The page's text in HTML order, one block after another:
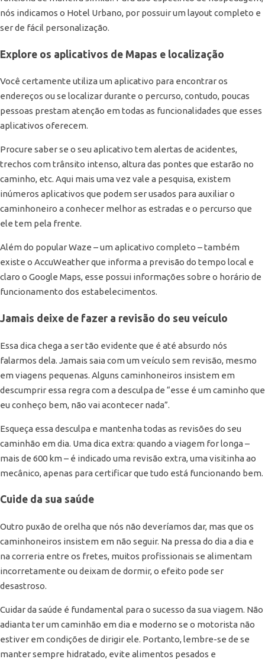
nós indicamos o Hotel Urbano, por possuir um layout completo e
ser de fácil personalização.
Explore os aplicativos de Mapas e localização
Você certamente utiliza um aplicativo para encontrar os
endereços ou se localizar durante o percurso, contudo, poucas
pessoas prestam atenção em todas as funcionalidades que esses
aplicativos oferecem.
Procure saber se o seu aplicativo tem alertas de acidentes,
trechos com trânsito intenso, altura das pontes que estarão no
caminho, etc. Aqui mais uma vez vale a pesquisa, existem
inúmeros aplicativos que podem ser usados para auxiliar o
caminhoneiro a conhecer melhor as estradas e o percurso que
ele tem pela frente.
Além do popular Waze – um aplicativo completo – também
existe o AccuWeather que informa a previsão do tempo local e
claro o Google Maps, esse possui informações sobre o horário de
funcionamento dos estabelecimentos.
Jamais deixe de fazer a revisão do seu veículo
Essa dica chega a ser tão evidente que é até absurdo nós
falarmos dela. Jamais saia com um veículo sem revisão, mesmo
em viagens pequenas. Alguns caminhoneiros insistem em
descumprir essa regra com a desculpa de “esse é um caminho que
eu conheço bem, não vai acontecer nada”.
Esqueça essa desculpa e mantenha todas as revisões do seu
caminhão em dia. Uma dica extra: quando a viagem for longa –
mais de 600 km – é indicado uma revisão extra, uma visitinha ao
mecânico, apenas para certificar que tudo está funcionando bem.
Cuide da sua saúde
Outro puxão de orelha que nós não deveríamos dar, mas que os
caminhoneiros insistem em não seguir. Na pressa do dia a dia e
na correria entre os fretes, muitos profissionais se alimentam
incorretamente ou deixam de dormir, o efeito pode ser
desastroso.
Cuidar da saúde é fundamental para o sucesso da sua viagem. Não
adianta ter um caminhão em dia e moderno se o motorista não
estiver em condições de dirigir ele. Portanto, lembre-se de se
manter sempre hidratado, evite alimentos pesados e